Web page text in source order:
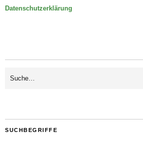
Datenschutzerklärung
SUCHBEGRIFFE